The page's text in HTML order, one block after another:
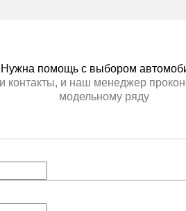
Нужна помощь с выбором
контакты, и наш менеджер
модельному ряду